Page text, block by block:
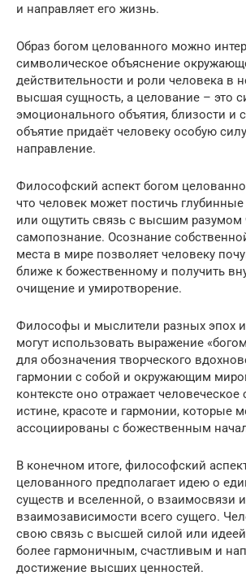
и направляет его жизнь.
Образ богом целованного можно
символическое объяснение
действительности и роли человека в
высшая сущность, а целование – это
эмоционального объятия, близости и
объятие придаёт человеку особую
направление.
Философский аспект богом
что человек может постичь
или ощутить связь с высшим разумом
самопознание. Осознание
места в мире позволяет человеку
ближе к божественному и получить
очищение и умиротворение.
Философы и мыслители разных эпох и
могут использовать выражение
для обозначения творческого
гармонии с собой и окружающим
контексте оно отражает человеческое
истине, красоте и гармонии, которые
ассоциированы с божественным
В конечном итоге, философский
целованного предполагает идею о
существ и вселенной, о взаимосвязи и
взаимозависимости всего сущего.
свою связь с высшей силой или
более гармоничным, счастливым и
достижение высших ценностей.